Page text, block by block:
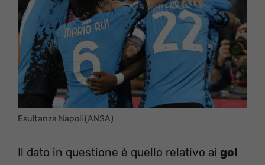
Esultanza Napoli (ANSA)
Il dato in questione è quello relativo ai gol